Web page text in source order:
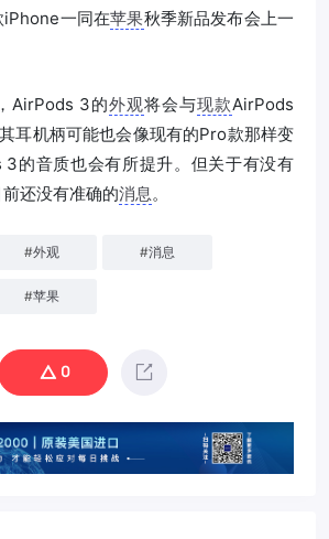
iPhone一同在苹果秋季新品发布会上一
AirPods 3的外观将会与现款AirPods
耳机柄可能也会像现有的Pro款那样变
的音质也会有所提升。但关于有没有
还没有准确的消息 。
#外观 #消息
#苹果
0